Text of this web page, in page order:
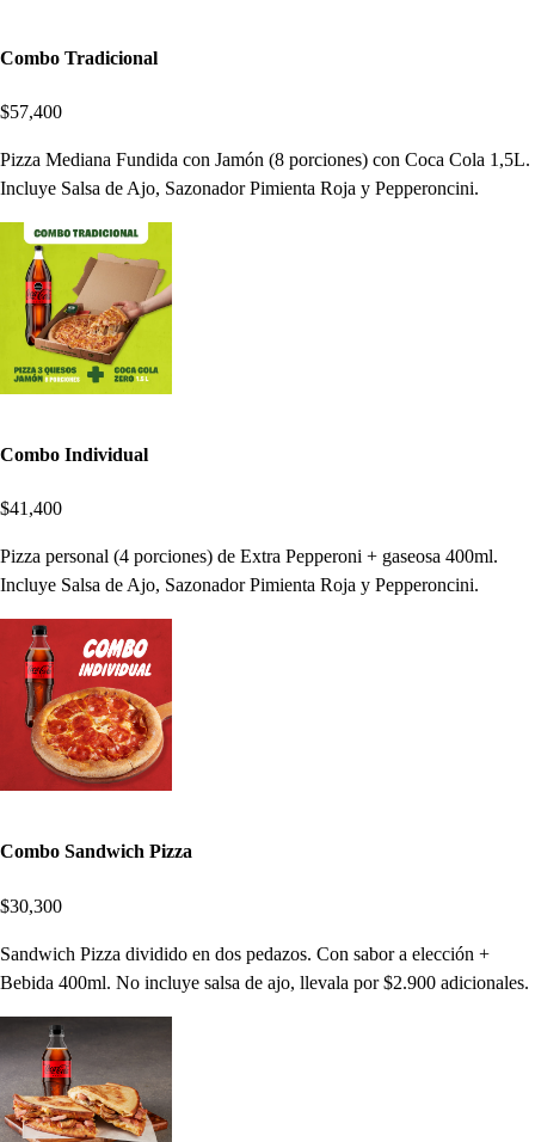
Combo Tradicional
$57,400
Pizza Mediana Fundida con Jamón (8 porciones) con Coca Cola 1,5L.
Incluye Salsa de Ajo, Sazonador Pimienta Roja y Pepperoncini.
Combo Individual
$41,400
Pizza personal (4 porciones) de Extra Pepperoni + gaseosa 400ml.
Incluye Salsa de Ajo, Sazonador Pimienta Roja y Pepperoncini.
Combo Sandwich Pizza
$30,300
Sandwich Pizza dividido en dos pedazos. Con sabor a elección +
Bebida 400ml. No incluye salsa de ajo, llevala por $2.900 adicionales.